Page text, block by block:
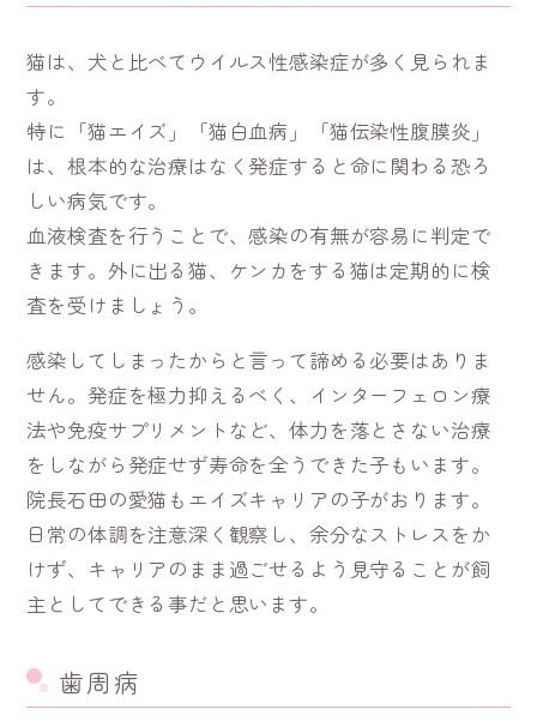
猫は、犬と比べてウイルス性感染症が多く見られま
す。
特に「猫エイズ」「猫白血病」「猫伝染性腹膜炎」
は、根本的な治療はなく発症すると命に関わる恐ろ
しい病気です。
血液検査を行うことで、感染の有無が容易に判定で
きます。外に出る猫、ケンカをする猫は定期的に検
査を受けましょう。
感染してしまったからと言って諦める必要はありま
せん。発症を極力抑えるべく、インターフェロン療
法や免疫サプリメントなど、体力を落とさない治療
をしながら発症せず寿命を全うできた子もいます。
院長石田の愛猫もエイズキャリアの子がおります。
日常の体調を注意深く観察し、余分なストレスをか
けず、キャリアのまま過ごせるよう見守ることが飼
主としてできる事だと思います。
歯周病